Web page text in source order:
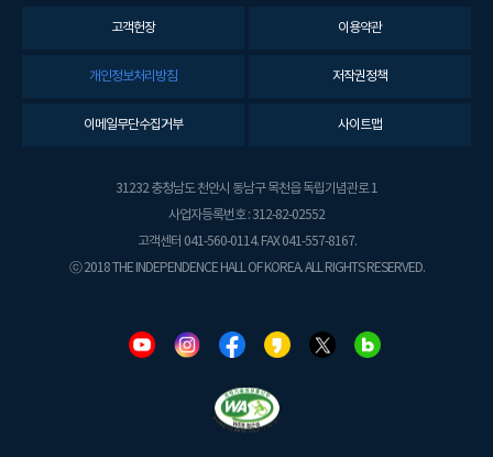
고객헌장 이용약관
개인정보처리방침 저작권정책
이메일무단수집거부 사이트맵
31232 충청남도 천안시 동남구 목천읍 독립기념관로 1
사업자등록번호 : 312-82-02552
고객센터 041-560-0114. FAX 041-557-8167.
ⓒ 2018 THE INDEPENDENCE HALL OF KOREA. ALL RIGHTS RESERVED.